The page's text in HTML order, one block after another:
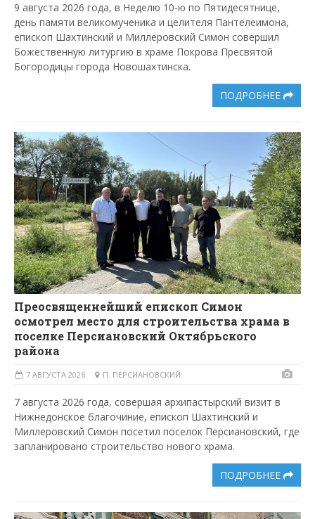
9 августа 2026 года, в Неделю 10-ю по Пятидесятнице,
день памяти великомученика и целителя Пантелеимона,
епископ Шахтинский и Миллеровский Симон совершил
Божественную литургию в храме Покрова Пресвятой
Богородицы города Новошахтинска.
ПОДРОБНЕЕ
Преосвященнейший епископ Симон
осмотрел место для строительства храма в
поселке Персиановский Октябрьского
района
7 АВГУСТА 2026 П. ПЕРСИАНОВСКИЙ
7 августа 2026 года, совершая архипастырский визит в
Нижнедонское благочиние, епископ Шахтинский и
Миллеровский Симон посетил поселок Персиановский, где
запланировано строительство нового храма.
ПОДРОБНЕЕ